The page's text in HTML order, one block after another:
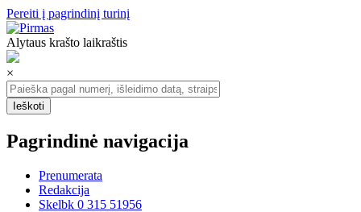
Pereiti į pagrindinį turinį
Alytaus krašto laikraštis
×
Pagrindinė navigacija
Prenumerata
Redakcija
Skelbk 0 315 51956